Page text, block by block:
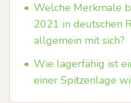
• Welche Merkmale
2021 in deutschen
allgemein mit sich?
• Wie lagerfähig ist
einer Spitzenlage